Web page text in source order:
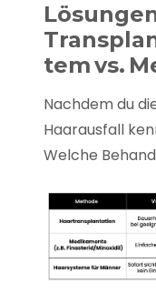
Tem Vs.
Nachdem du
Haarausfall
Welche